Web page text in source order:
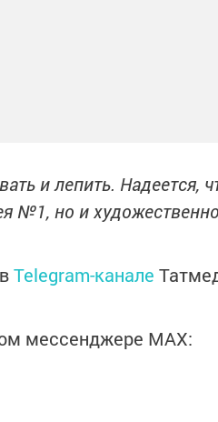
и лепить. Надеется,
№1, но и
Telegram-канале
мессенджере MАХ: